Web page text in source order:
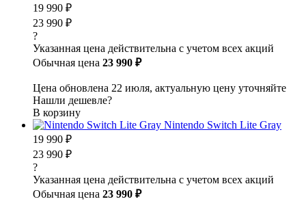
19 990 ₽
23 990 ₽
?
Указанная цена действительна с учетом всех акций
Обычная цена 23 990 ₽
Цена обновлена 22 июля, актуальную цену уточняйте
Нашли дешевле?
В корзину
Nintendo Switch Lite Gray
19 990 ₽
23 990 ₽
?
Указанная цена действительна с учетом всех акций
Обычная цена 23 990 ₽